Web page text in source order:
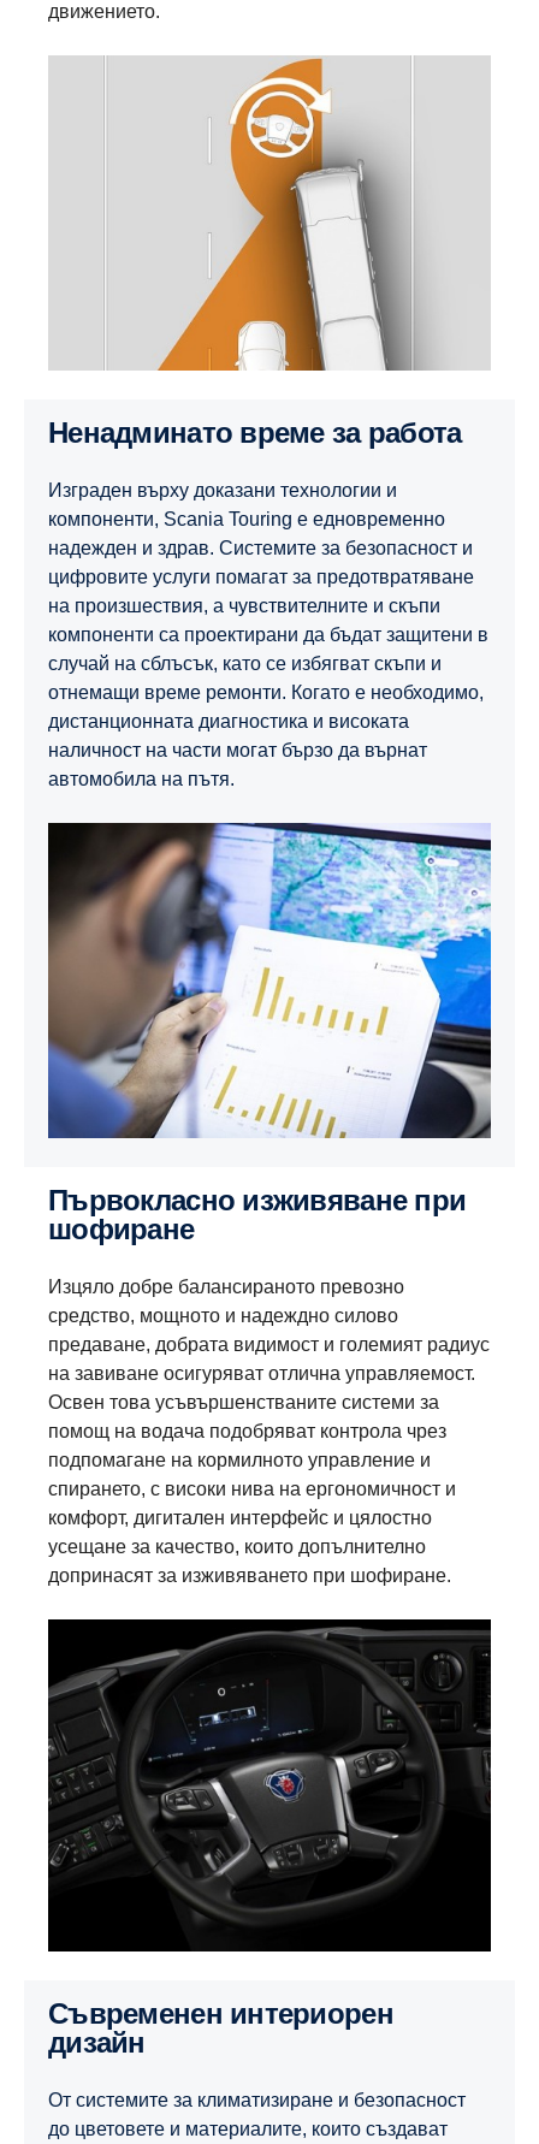
движението.
Ненадминато време за работа
Изграден върху доказани технологии и
компоненти, Scania Touring е едновременно
надежден и здрав. Системите за безопасност и
цифровите услуги помагат за предотвратяване
на произшествия, а чувствителните и скъпи
компоненти са проектирани да бъдат защитени в
случай на сблъсък, като се избягват скъпи и
отнемащи време ремонти. Когато е необходимо,
дистанционната диагностика и високата
наличност на части могат бързо да върнат
автомобила на пътя.
Първокласно изживяване при
шофиране
Изцяло добре балансираното превозно
средство, мощното и надеждно силово
предаване, добрата видимост и големият радиус
на завиване осигуряват отлична управляемост.
Освен това усъвършенстваните системи за
помощ на водача подобряват контрола чрез
подпомагане на кормилното управление и
спирането, с високи нива на ергономичност и
комфорт, дигитален интерфейс и цялостно
усещане за качество, които допълнително
допринасят за изживяването при шофиране.
Съвременен интериорен
дизайн
От системите за климатизиране и безопасност
до цветовете и материалите, които създават